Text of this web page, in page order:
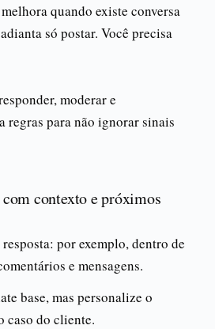
quando existe conversa
só postar. Você precisa
moderar e
regras para não ignorar sinais
contexto e próximos
por exemplo, dentro de
e mensagens.
base, mas personalize o
caso do cliente.